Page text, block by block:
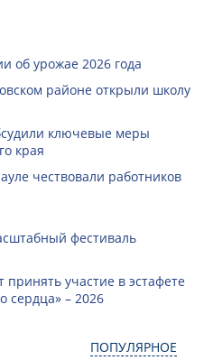
об урожае 2026 года
районе открыли школу
ключевые меры
края
чествовали работников
фестиваль
принять участие в эстафете
сердца» – 2026
ПОПУЛЯРНОЕ